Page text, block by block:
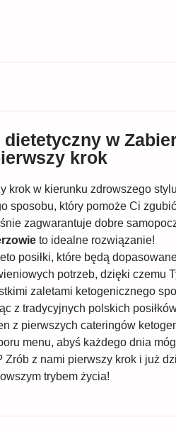
w
krok
krok w kierunku zdrowszego
sposobu, który pomoże Ci
zagwarantuje dobre
to idealne rozwiązanie!
posiłki, które będą
potrzeb, dzięki czemu
zaletami ketogenicznego
z tradycyjnych polskich
z pierwszych cateringów
menu, abyś każdego dnia
Zrób z nami pierwszy krok i już
trybem życia!